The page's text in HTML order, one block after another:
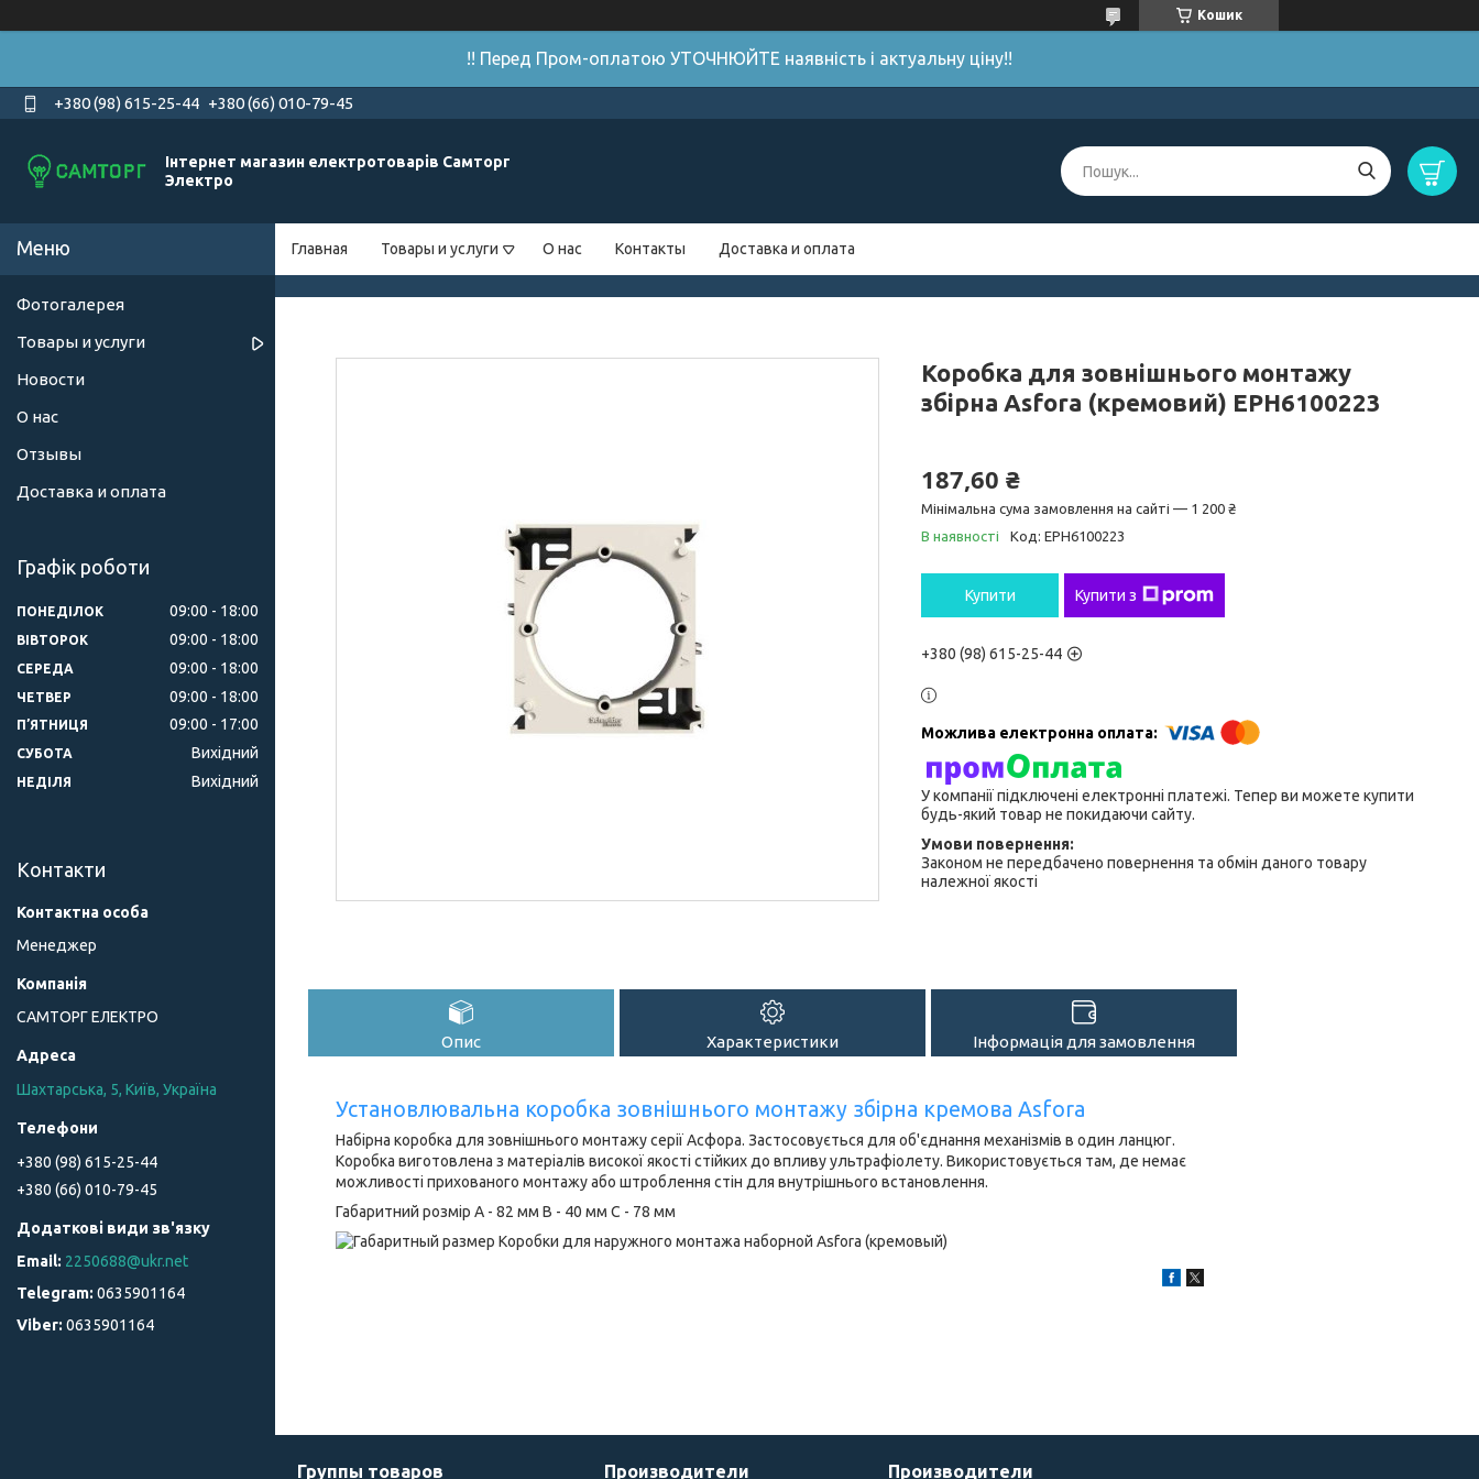
Кошик
!! Перед Пром-оплатою УТОЧНЮЙТЕ наявність і актуальну ціну!!
+380 (98) 615-25-44 +380 (66) 010-79-45
Інтернет магазин електротоварів Самторг
Электро
Главная Товары и услуги О нас Контакты Доставка и оплата
Коробка для зовнішнього монтажу
збірна Asfora (кремовий) EPH6100223
187,60 ₴
Мінімальна сума замовлення на сайті — 1 200 ₴
В наявності
Код: EPH6100223
Купити Купити з
+380 (98) 615-25-44
У компанії підключені електронні платежі. Тепер ви можете купити
будь-який товар не покидаючи сайту.
Законом не передбачено повернення та обмін даного товару
належної якості
Опис Характеристики Інформація для замовлення
Установлювальна коробка зовнішнього монтажу збірна кремова Asfora
Набірна коробка для зовнішнього монтажу серії Асфора. Застосовується для об'єднання механізмів в один ланцюг.
Коробка виготовлена з матеріалів високої якості стійких до впливу ультрафіолету. Використовується там, де немає
можливості прихованого монтажу або штроблення стін для внутрішнього встановлення.
Габаритний розмір А - 82 мм В - 40 мм С - 78 мм
Фотогалерея
Товары и услуги
Новости
О нас
Отзывы
Доставка и оплата
Графік роботи
ПОНЕДІЛОК 09:00 18:00
ВІВТОРОК 09:00 18:00
СЕРЕДА 09:00 18:00
ЧЕТВЕР 09:00 18:00
ПʼЯТНИЦЯ 09:00 17:00
СУБОТА Вихідний
НЕДІЛЯ Вихідний
Контакти
Менеджер
САМТОРГ ЕЛЕКТРО
Шахтарська, 5, Київ, Україна
+380 (98) 615-25-44
+380 (66) 010-79-45
2250688@ukr.net
0635901164
0635901164
Группы товаров Производители Производители